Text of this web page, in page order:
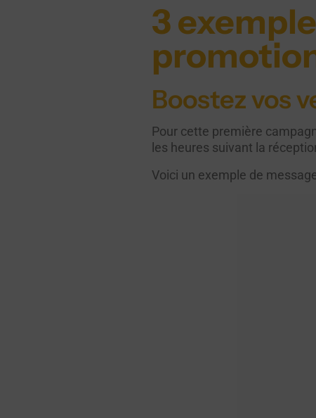
3
Boostez vos
Pour cette première
les heures suivant la
Voici un exemple de